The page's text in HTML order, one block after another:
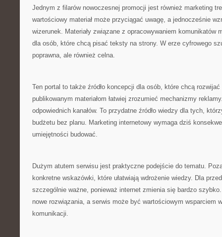
Jednym z filarów nowoczesnej promocji jest również marketing
wartościowy materiał może przyciągać uwagę, a jednocześnie
wizerunek. Materiały związane z opracowywaniem komunikatów
dla osób, które chcą pisać teksty na strony. W erze cyfrowego
poprawna, ale również celna.
Ten portal to także źródło koncepcji dla osób, które chcą
publikowanym materiałom łatwiej zrozumieć mechanizmy
odpowiednich kanałów. To przydatne źródło wiedzy dla tych,
budżetu bez planu. Marketing internetowy wymaga dziś
umiejętności budować.
Dużym atutem serwisu jest praktyczne podejście do tematu.
konkretne wskazówki, które ułatwiają wdrożenie wiedzy. Dla
szczególnie ważne, ponieważ internet zmienia się bardzo
nowe rozwiązania, a serwis może być wartościowym wsparciem
komunikacji.